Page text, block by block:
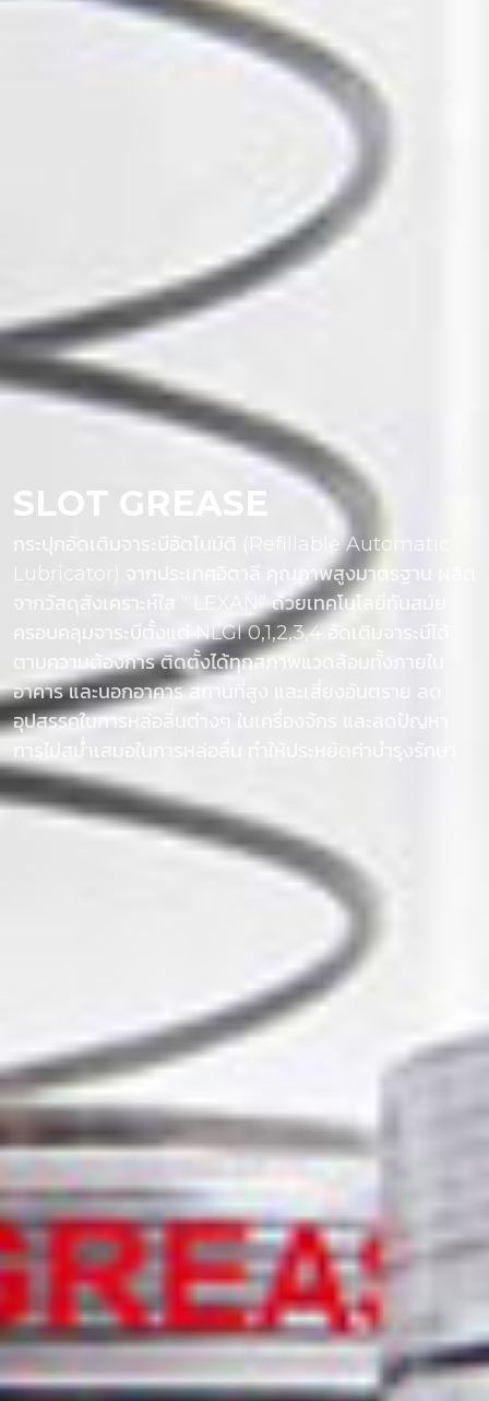
SLOT GREASE
กระปุกอัดเติมจาระบีอัตโนมัติ (Refillable Automatic
Lubricator) จากประเทศอิตาลี คุณภาพสูงมาตรฐาน ผลิต
จากวัสดุสังเคราะห์ใส “ LEXAN” ด้วยเทคโนโลยีทันสมัย
ครอบคลุมจาระบีตั้งแต่ NLGI 0,1,2,3,4 อัดเติมจาระบีได้
ตามความต้องการ ติดตั้งได้ทุกสภาพแวดล้อมทั้งภายใน
อาคาร และนอกอาคาร สถานที่สูง และเสี่ยงอันตราย ลด
อุปสรรคในการหล่อลื่นต่างๆ ในเครื่องจักร และลดปัญหา
การไม่สม่ำเสมอในการหล่อลื่น ทำให้ประหยัดค่าบำรุงรักษา